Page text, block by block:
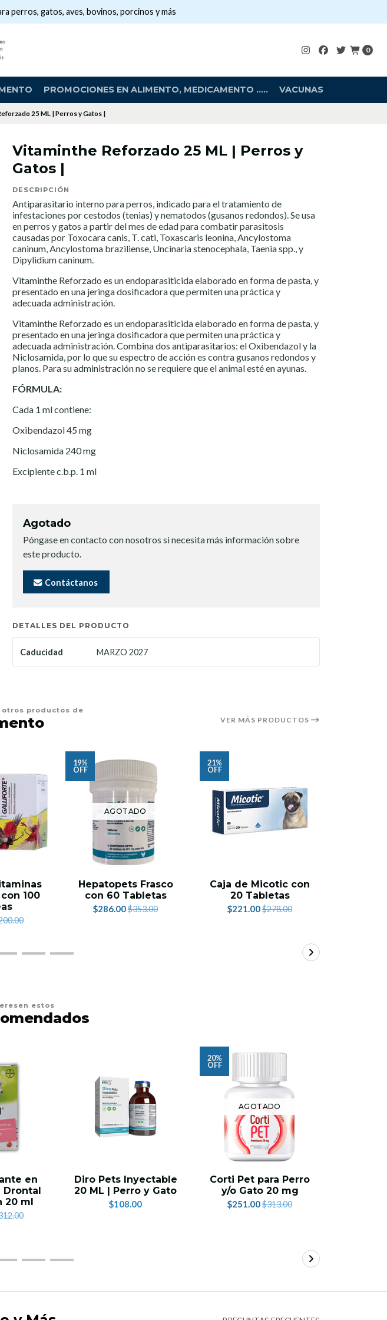
0
PROMOCIONES EN ALIMENTO, MEDICAMENTO ..... VACUNAS
perros, gatos, aves, bovinos, porcinos y más
25 ML | Perros y Gatos |
Vitaminthe Reforzado 25 ML | Perros y
Gatos |
DESCRIPCIÓN
Antiparasitario interno para perros, indicado para el tratamiento de
infestaciones por cestodos (tenias) y nematodos (gusanos redondos). Se usa
en perros y gatos a partir del mes de edad para combatir parasitosis
causadas por Toxocara canis, T. cati, Toxascaris leonina, Ancylostoma
caninum, Ancylostoma braziliense, Uncinaria stenocephala, Taenia spp., y
Dipylidium caninum.
Vitaminthe Reforzado es un endoparasiticida elaborado en forma de pasta, y
presentado en una jeringa dosificadora que permiten una práctica y
adecuada administración.
Vitaminthe Reforzado es un endoparasiticida elaborado en forma de pasta, y
presentado en una jeringa dosificadora que permiten una práctica y
adecuada administración. Combina dos antiparasitarios: el Oxibendazol y la
Niclosamida, por lo que su espectro de acción es contra gusanos redondos y
planos. Para su administración no se requiere que el animal esté en ayunas.
FÓRMULA:
​Cada 1 ml contiene:
Oxibendazol 45 mg
Niclosamida 240 mg
Excipiente c.b.p. 1 ml
Agotado
Póngase en contacto con nosotros si necesita más información sobre
este producto.
Contáctanos
DETALLES DEL PRODUCTO
Caducidad MARZO 2027
productos de
VER MÁS PRODUCTOS
100
19%
OFF
AGOTADO
Hepatopets Frasco
con 60 Tabletas
$286.00$353.00
21%
OFF
Caja de Micotic con
20 Tabletas
$221.00$278.00
estos
en
20 ml
Diro Pets Inyectable
20 ML | Perro y Gato
$108.00
20%
OFF
AGOTADO
Corti Pet para Perro
y/o Gato 20 mg
$251.00$313.00